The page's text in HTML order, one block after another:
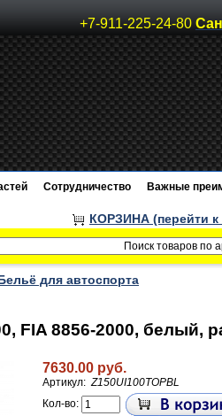
+7-911-225-24-80
Сотрудничество Важные
КОРЗИНА (перейти
для автоспорта
FIA 8856-2000, белый,
7630.00 руб.
Артикул: Z150UI100TOPBL
Кол-во: